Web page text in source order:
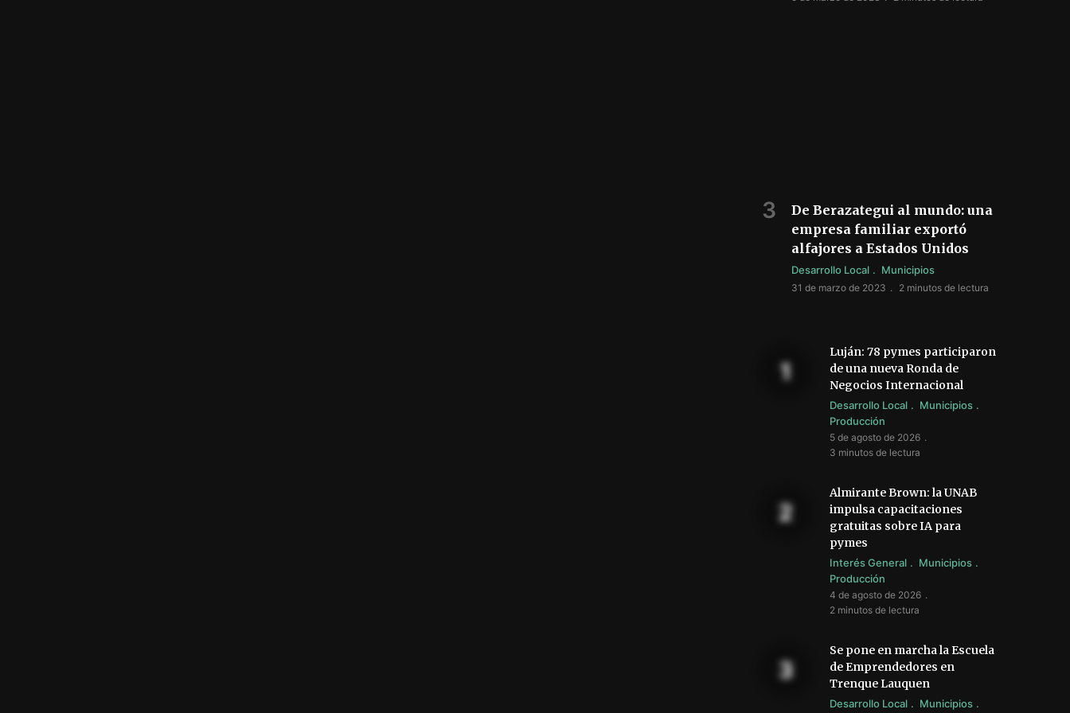
De Berazategui al mundo: una
empresa familiar exportó
alfajores a Estados Unidos
Desarrollo Local Municipios
31 de marzo de 2023 2 minutos de lectura
Luján: 78 pymes participaron
de una nueva Ronda de
Negocios Internacional
Desarrollo Local
Municipios
Producción
5 de agosto de 2026
3 minutos de lectura
Almirante Brown: la UNAB
impulsa capacitaciones
gratuitas sobre IA para
pymes
Interés General
Municipios
Producción
4 de agosto de 2026
2 minutos de lectura
Se pone en marcha la Escuela
de Emprendedores en
Trenque Lauquen
Desarrollo Local
Municipios